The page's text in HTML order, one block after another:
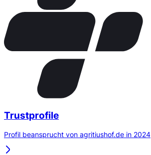
Trustprofile
Profil beansprucht von agritiushof.de in 2024